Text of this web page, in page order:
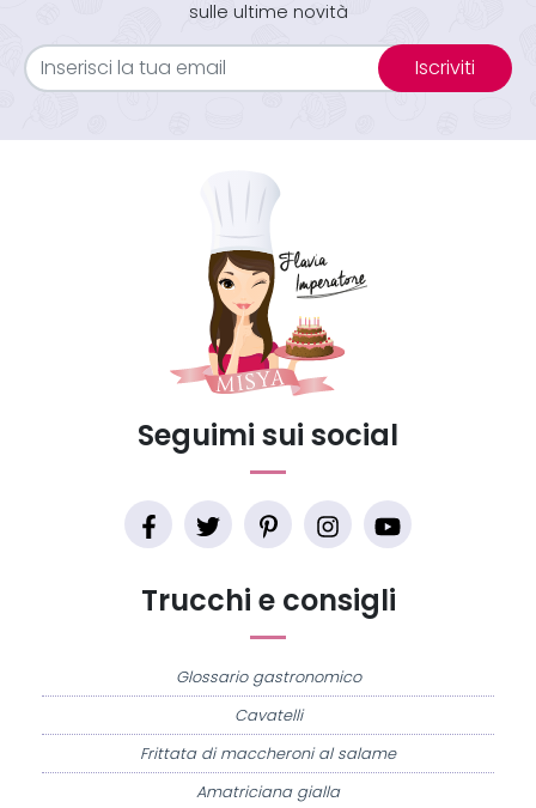
sulle ultime novità
Iscriviti
Trucchi e consigli
Glossario gastronomico
Cavatelli
Frittata di maccheroni al salame
Amatriciana gialla
Seguimi sui social